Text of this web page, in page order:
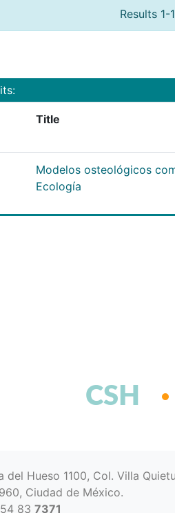
Results
Title
Modelos osteológicos
Ecología
CSH
del Hueso 1100, Col. Villa
Ciudad de México.
83 7371